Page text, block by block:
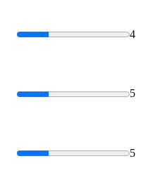
4
5
5